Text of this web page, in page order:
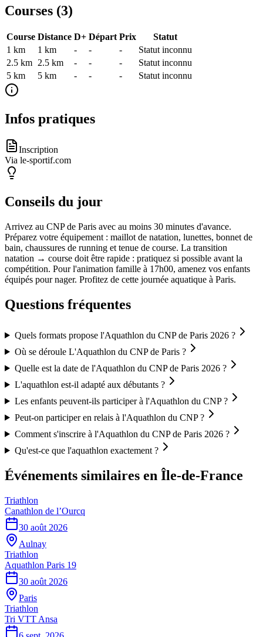
Courses (3)
Course Distance D+ Départ Prix
Statut
1 km
1 km - - -
Statut inconnu
2.5 km 2.5 km - - -
Statut inconnu
5 km
5 km - - - Statut inconnu
Infos pratiques
Inscription
Via le-sportif.com
Conseils du jour
Arrivez au CNP de Paris avec au moins 30 minutes d'avance.
Préparez votre équipement : maillot de natation, lunettes, bonnet de
bain, chaussures de running et tenue de course. La transition
natation → course doit être rapide : pratiquez si possible avant la
compétition. Pour l'animation famille à 17h00, amenez vos enfants
équipés pour nager. Profitez de cette journée aquatique à Paris.
Questions fréquentes
Quels formats propose l'Aquathlon du CNP de Paris 2026 ?
Où se déroule L'Aquathlon du CNP de Paris ?
Quelle est la date de l'Aquathlon du CNP de Paris 2026 ?
L'aquathlon est-il adapté aux débutants ?
Les enfants peuvent-ils participer à l'Aquathlon du CNP ?
Peut-on participer en relais à l'Aquathlon du CNP ?
Comment s'inscrire à l'Aquathlon du CNP de Paris 2026 ?
Qu'est-ce que l'aquathlon exactement ?
Événements similaires en Île-de-France
Triathlon
Canathlon de l’Ourcq
30 août 2026
Aulnay
Triathlon
Aquathlon Paris 19
30 août 2026
Paris
Triathlon
Tri VTT Ansa